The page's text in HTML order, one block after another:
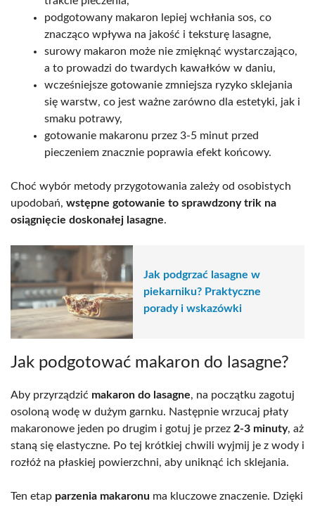
podgotowany makaron lepiej wchłania sos, co
znacząco wpływa na jakość i teksturę lasagne,
surowy makaron może nie zmięknąć wystarczająco,
a to prowadzi do twardych kawałków w daniu,
wcześniejsze gotowanie zmniejsza ryzyko sklejania
się warstw, co jest ważne zarówno dla estetyki, jak i
smaku potrawy,
gotowanie makaronu przez 3-5 minut przed
pieczeniem znacznie poprawia efekt końcowy.
Choć wybór metody przygotowania zależy od osobistych
upodobań, wstępne gotowanie to sprawdzony trik na
osiągnięcie doskonałej lasagne.
Jak podgrzać lasagne w
piekarniku? Praktyczne
porady i wskazówki
Jak podgotować makaron do lasagne?
Aby przyrządzić makaron do lasagne, na początku zagotuj
osoloną wodę w dużym garnku. Następnie wrzucaj płaty
makaronowe jeden po drugim i gotuj je przez 2-3 minuty, aż
staną się elastyczne. Po tej krótkiej chwili wyjmij je z wody i
rozłóż na płaskiej powierzchni, aby uniknąć ich sklejania.
Ten etap parzenia makaronu ma kluczowe znaczenie. Dzięki